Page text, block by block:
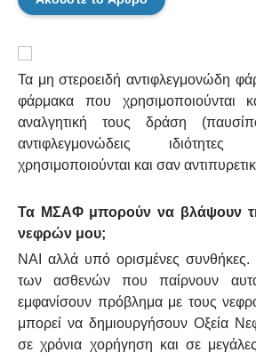
Τα μη στεροειδή αντιφλεγμονώδη
φάρμακα που χρησιμοποιούνται
αναλγητική τους δράση
αντιφλεγμονώδεις
χρησιμοποιούνται και σαν
Τα ΜΣΑΦ μπορούν να βλάψουν
νεφρών μου;
ΝΑΙ αλλά υπό ορισμένες
των ασθενών που παίρνουν
εμφανίσουν πρόβλημα με τους
μπορεί να δημιουργήσουν Οξεία
σε χρόνια χορήγηση και σε